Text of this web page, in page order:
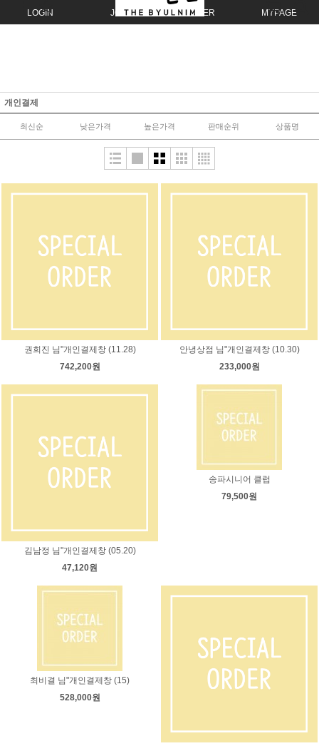
LOGIN JOIN ORDER MYPAGE
개인결제
최신순 낮은가격 높은가격 판매순위 상품명
권희진 님"개인결제창 (11.28)
742,200원
안녕상점 님"개인결제창 (10.30)
233,000원
김남정 님"개인결제창 (05.20)
47,120원
송파시니어 클럽
79,500원
최비결 님"개인결제창 (15)
528,000원